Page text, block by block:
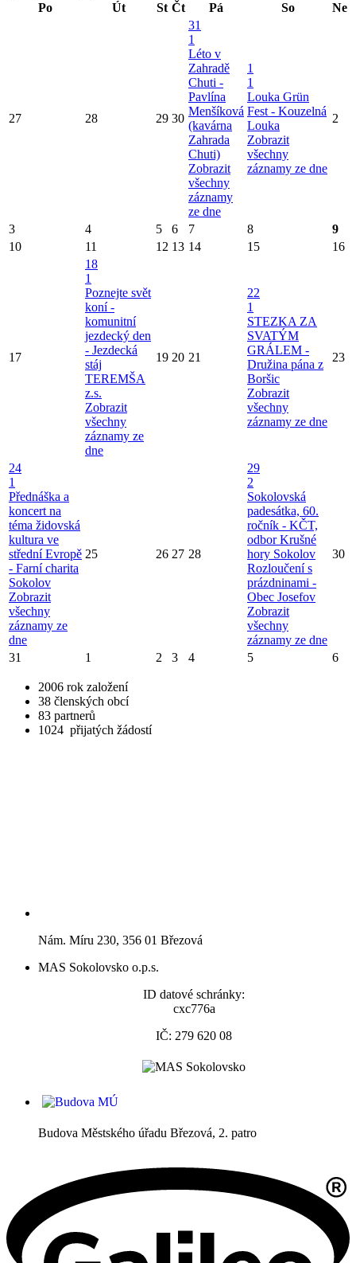
Po
Út St Čt Pá So Ne
27 28 29 30
31
1
Léto v
Zahradě
Chuti -
Pavlína
Menšíková
(kavárna
Zahrada
Chuti)
Zobrazit
všechny
záznamy
ze dne
1
1
Louka Grün
Fest - Kouzelná
Louka
Zobrazit
všechny
záznamy ze dne
2
3 4 5 6 7 8
9
10
11 12 13 14 15 16
17
18
1
Poznejte svět
koní -
komunitní
jezdecký den
- Jezdecká
stáj
TEREMŠA
z.s.
Zobrazit
všechny
záznamy ze
dne
19 20 21
22
1
STEZKA ZA
SVATÝM
GRÁLEM -
Družina pána z
Boršic
Zobrazit
všechny
záznamy ze dne
23
24
1
Přednáška a
koncert na
téma židovská
kultura ve
střední Evropě
- Farní charita
Sokolov
Zobrazit
všechny
záznamy ze
dne
25 26 27 28
29
2
Sokolovská
padesátka, 60.
ročník - KČT,
odbor Krušné
hory Sokolov
Rozloučení s
prázdninami -
Obec Josefov
Zobrazit
všechny
záznamy ze dne
30
31 1 2 3 4 5 6
2006 rok založení
38 členských obcí
83 partnerů
1024 přijatých žádostí
Nám. Míru 230, 356 01 Březová
MAS Sokolovsko o.p.s.
ID datové schránky:
cxc776a
IČ: 279 620 08
Budova Městského úřadu Březová, 2. patro